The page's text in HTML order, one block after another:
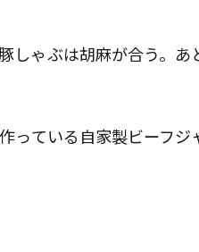
しゃぶは胡麻が合う。あ
っている自家製ビーフジ